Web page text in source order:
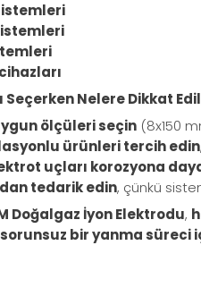
Nelere Dikkat
ölçüleri seçin (8x150
ürünleri tercih edin
uçları korozyona
tedarik edin, çünkü
Doğalgaz İyon Elektrodu,
bir yanma süreci